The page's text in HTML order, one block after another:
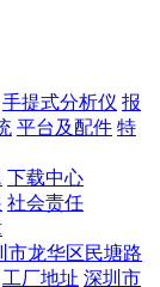
手提式分析仪 报
平台及配件 特
下载中心
社会责任
市龙华区民塘路
工厂地址 深圳市